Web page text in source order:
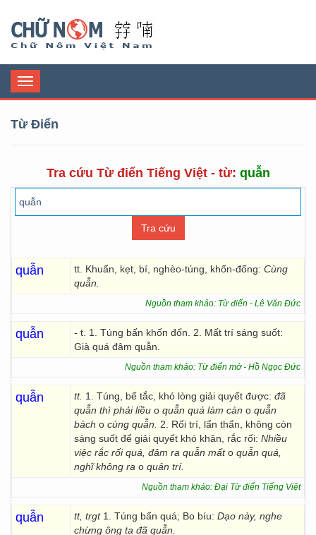
Toggle
navigation
Từ Điển
Tra cứu Từ điển Tiếng Việt - từ: quẫn
quẫn tt. Khuẩn, kẹt, bí, nghèo-túng, khốn-đống: Cùng
quẫn.
Nguồn tham khảo: Từ điển - Lê Văn Đức
quẫn
- t. 1. Túng bấn khốn đốn. 2. Mất trí sáng suốt:
Già quá đâm quẫn.
Nguồn tham khảo: Từ điển mở - Hồ Ngọc Đức
quẫn tt. 1. Túng, bế tắc, khó lòng giải quyết được: đã
quẫn thì phải liều o quẫn quá làm càn o quẫn
bách o cùng quẫn. 2. Rối trí, lẩn thẩn, không còn
sáng suốt để giải quyết khó khăn, rắc rối: Nhiều
việc rắc rối quá, đâm ra quẫn mấto quẫn quá,
nghĩ không ra o quản trí.
Nguồn tham khảo: Đại Từ điển Tiếng Việt
quẫn tt, trgt 1. Túng bấn quá; Bo bíu: Dạo này, nghe
chừng ông ta đã quẫn.